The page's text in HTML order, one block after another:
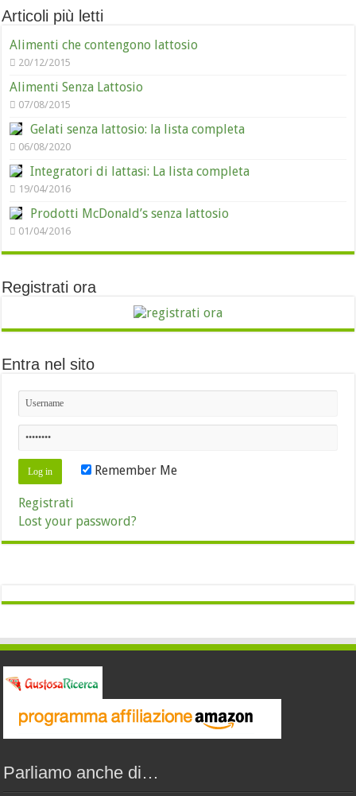
Articoli più letti
Alimenti che contengono lattosio
20/12/2015
Alimenti Senza Lattosio
07/08/2015
Gelati senza lattosio: la lista completa
06/08/2020
Integratori di lattasi: La lista completa
19/04/2016
Prodotti McDonald’s senza lattosio
01/04/2016
Registrati ora
Entra nel sito
Remember Me
Registrati
Lost your password?
Parliamo anche di…